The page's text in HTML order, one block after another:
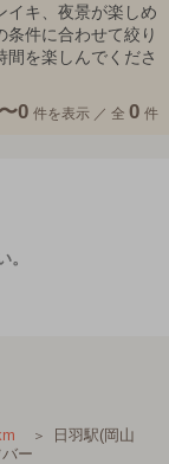
イキ、夜景が楽しめ
条件に合わせて絞り
を楽しんでくださ
0 件を表示 ／ 全 0 件
日羽駅(岡山
ー